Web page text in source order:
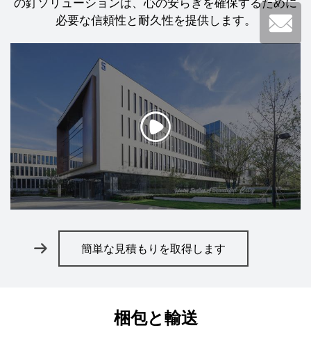
の釘ソリューションは、心の安らぎを確保するために
必要な信頼性と耐久性を提供します。
簡単な見積もりを取得します
梱包と輸送